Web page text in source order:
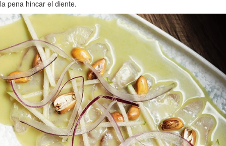
la pena hincar el diente.